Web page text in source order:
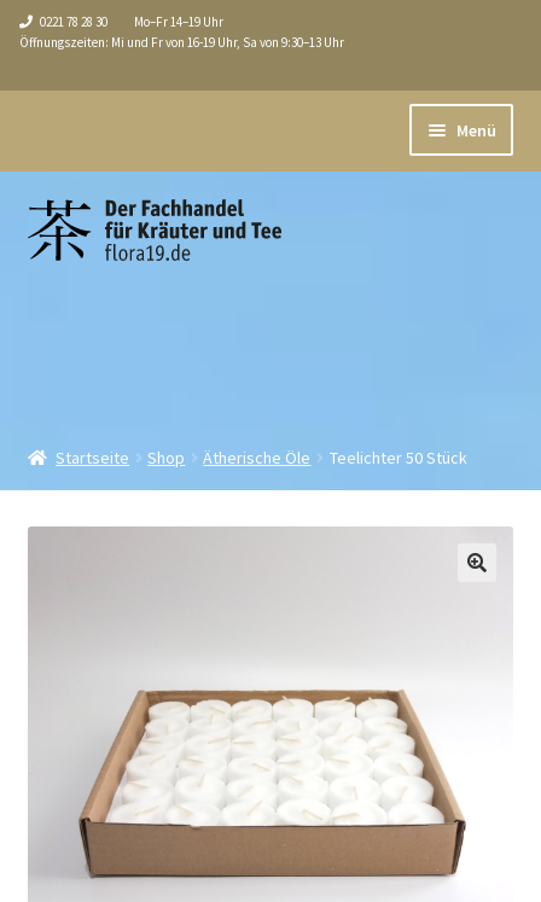
0221 78 28 30
Mo–Fr 14–19 Uhr
Öffnungszeiten: Mi und Fr von 16-19 Uhr, Sa von 9:30–13 Uhr
Menü
Shop
Führungen
Startseite Shop Ätherische Öle Teelichter 50 Stück